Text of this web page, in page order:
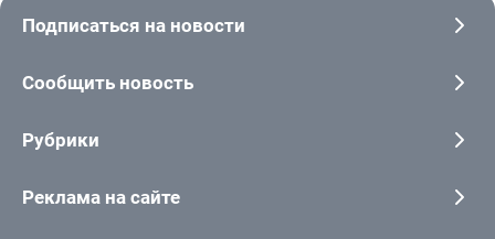
Подписаться на новости
Сообщить новость
Рубрики
Реклама на сайте